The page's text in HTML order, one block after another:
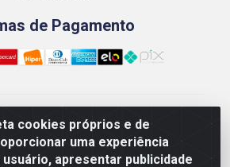
cookies próprios e de
uma experiência
apresentar publicidade
de Pagamento
Soluções LTDA - Avenida Antônio
- Br 406, 1111, Km 102 - Centro,
RN - CEP 59550-000 - CNPJ